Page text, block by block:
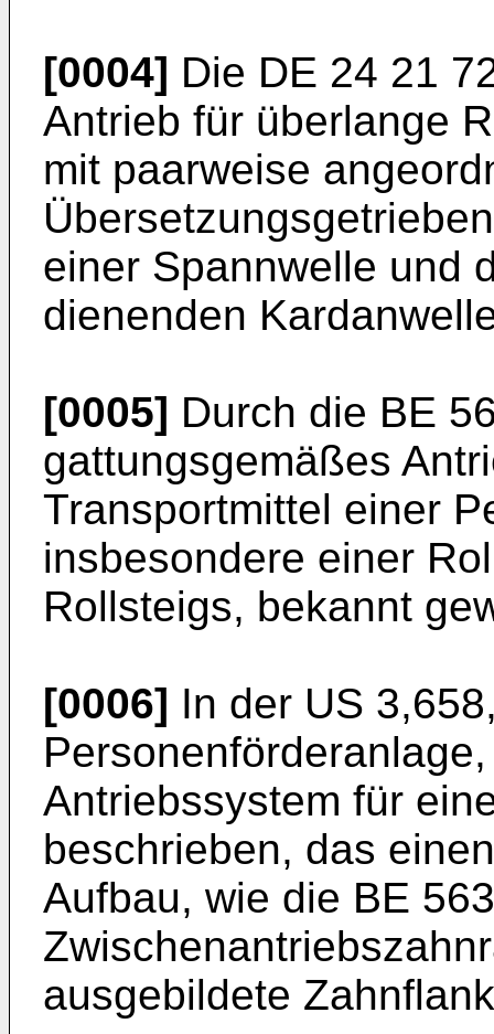
[0004] Die DE 24 21
Antrieb für überlange
mit paarweise
einer Spannwelle und
dienenden
[0005] Durch die BE
gattungsgemäßes
Transportmittel einer
insbesondere einer
Rollsteigs, bekannt
[0006] In der US
Antriebssystem für
beschrieben, das
Aufbau, wie die BE
ausgebildete